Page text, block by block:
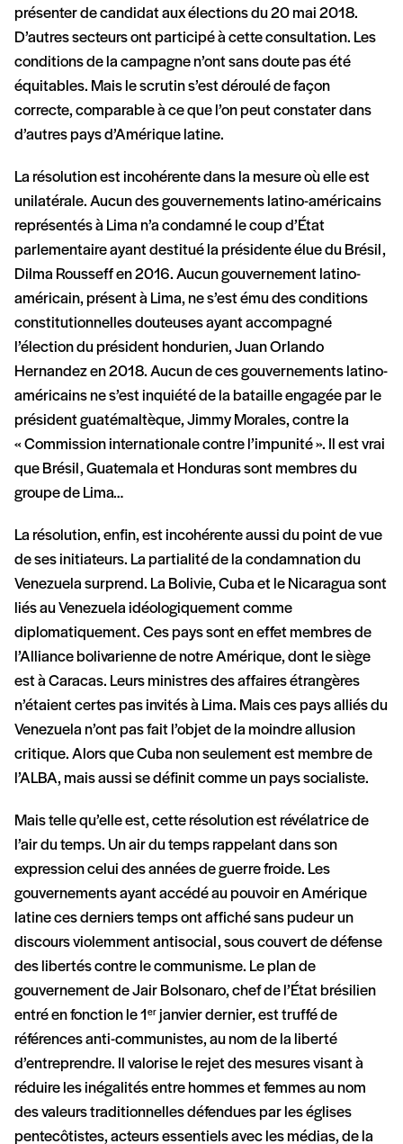
présenter de candidat aux élections du 20 mai 2018.
D’autres secteurs ont participé à cette consultation. Les
conditions de la campagne n’ont sans doute pas été
équitables. Mais le scrutin s’est déroulé de façon
correcte, comparable à ce que l’on peut constater dans
d’autres pays d’Amérique latine.
La résolution est incohérente dans la mesure où elle est
unilatérale. Aucun des gouvernements latino-américains
représentés à Lima n’a condamné le coup d’État
parlementaire ayant destitué la présidente élue du Brésil,
Dilma Rousseff en 2016. Aucun gouvernement latino-
américain, présent à Lima, ne s’est ému des conditions
constitutionnelles douteuses ayant accompagné
l’élection du président hondurien, Juan Orlando
Hernandez en 2018. Aucun de ces gouvernements latino-
américains ne s’est inquiété de la bataille engagée par le
président guatémaltèque, Jimmy Morales, contre la
« Commission internationale contre l’impunité ». Il est vrai
que Brésil, Guatemala et Honduras sont membres du
groupe de Lima…
La résolution, enfin, est incohérente aussi du point de vue
de ses initiateurs. La partialité de la condamnation du
Venezuela surprend. La Bolivie, Cuba et le Nicaragua sont
liés au Venezuela idéologiquement comme
diplomatiquement. Ces pays sont en effet membres de
l’Alliance bolivarienne de notre Amérique, dont le siège
est à Caracas. Leurs ministres des affaires étrangères
n’étaient certes pas invités à Lima. Mais ces pays alliés du
Venezuela n’ont pas fait l’objet de la moindre allusion
critique. Alors que Cuba non seulement est membre de
l’ALBA, mais aussi se définit comme un pays socialiste.
Mais telle qu’elle est, cette résolution est révélatrice de
l’air du temps. Un air du temps rappelant dans son
expression celui des années de guerre froide. Les
gouvernements ayant accédé au pouvoir en Amérique
latine ces derniers temps ont affiché sans pudeur un
discours violemment antisocial, sous couvert de défense
des libertés contre le communisme. Le plan de
gouvernement de Jair Bolsonaro, chef de l’État brésilien
entré en fonction le 1er janvier dernier, est truffé de
références anti-communistes, au nom de la liberté
d’entreprendre. Il valorise le rejet des mesures visant à
réduire les inégalités entre hommes et femmes au nom
des valeurs traditionnelles défendues par les églises
pentecôtistes, acteurs essentiels avec les médias, de la